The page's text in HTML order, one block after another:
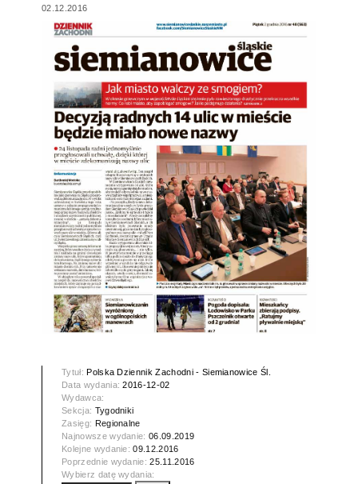
02.12.2016
Tytuł:Polska Dziennik Zachodni - Siemianowice Śl.
Data wydania:2016-12-02
Wydawca:
Sekcja: Tygodniki
Zasięg: Regionalne
Najnowsze wydanie:06.09.2019
Kolejne wydanie:09.12.2016
Poprzednie wydanie:25.11.2016
Wybierz datę wydania: